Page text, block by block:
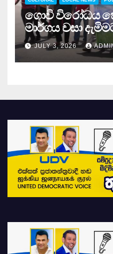
ගොවි විරෝධය
මාර්ගය වසා
JULY 3, 2026